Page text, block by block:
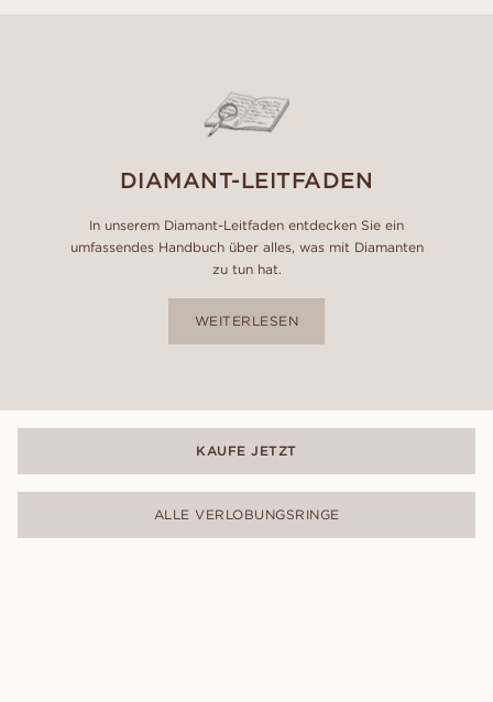
DIAMANT-LEITFADEN
In unserem Diamant-Leitfaden entdecken Sie ein
umfassendes Handbuch über alles, was mit Diamanten
zu tun hat.
WEITERLESEN
KAUFE JETZT
ALLE VERLOBUNGSRINGE